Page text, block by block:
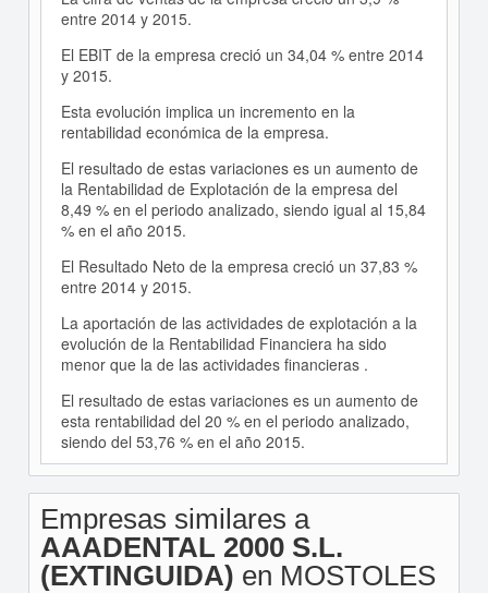
entre 2014 y 2015.
El EBIT de la empresa creció un 34,04 % entre 2014
y 2015.
Esta evolución implica un incremento en la
rentabilidad económica de la empresa.
El resultado de estas variaciones es un aumento de
la Rentabilidad de Explotación de la empresa del
8,49 % en el periodo analizado, siendo igual al 15,84
% en el año 2015.
El Resultado Neto de la empresa creció un 37,83 %
entre 2014 y 2015.
La aportación de las actividades de explotación a la
evolución de la Rentabilidad Financiera ha sido
menor que la de las actividades financieras .
El resultado de estas variaciones es un aumento de
esta rentabilidad del 20 % en el periodo analizado,
siendo del 53,76 % en el año 2015.
Empresas similares a
AAADENTAL 2000 S.L.
(EXTINGUIDA) en MOSTOLES